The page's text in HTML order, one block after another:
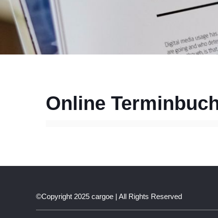
Online
©Copyright 2025 cargoe | All Rights Reserved